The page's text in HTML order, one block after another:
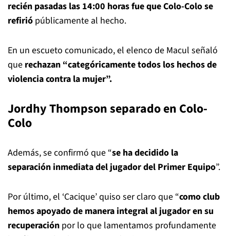
recién pasadas las 14:00 horas fue que Colo-Colo se
refirió públicamente al hecho.
En un escueto comunicado, el elenco de Macul señaló
que rechazan “categóricamente todos los hechos de
violencia contra la mujer”.
Jordhy Thompson separado en Colo-
Colo
Además, se confirmó que “se ha decidido la
separación inmediata del jugador del Primer Equipo”.
Por último, el ‘Cacique’ quiso ser claro que “como club
hemos apoyado de manera integral al jugador en su
recuperación por lo que lamentamos profundamente